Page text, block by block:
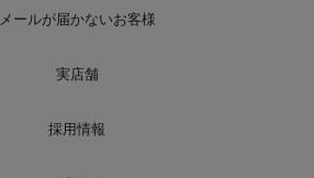
メールが届かないお客様
実店舗
採用情報